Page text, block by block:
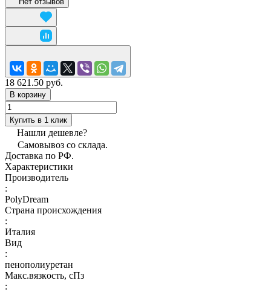
18 621.50 руб.
В корзину
Купить в 1 клик
Нашли дешевле?
Самовывоз со склада.
Доставка по РФ.
Характеристики
Производитель
:
PolyDream
Страна происхождения
:
Италия
Вид
:
пенополиуретан
Макс.вязкoсть, сПз
: